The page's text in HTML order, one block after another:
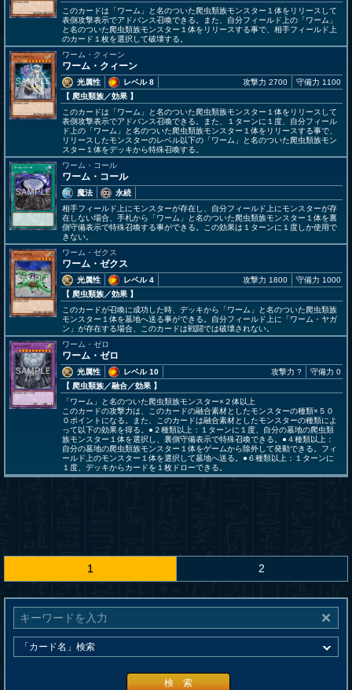
このカードは「ワーム」と名のついた爬虫類族モンスター１体をリリースして
表側攻撃表示でアドバンス召喚できる。また、自分フィールド上の「ワーム」
と名のついた爬虫類族モンスター１体をリリースする事で、相手フィールド上
のカード１枚を選択して破壊する。
ワーム・クィーン
ワーム・クィーン
光属性
レベル 8
【 爬虫類族／効果 】
攻撃力 2700 守備力 1100
このカードは「ワーム」と名のついた爬虫類族モンスター１体をリリースして
表側攻撃表示でアドバンス召喚できる。また、１ターンに１度、自分フィール
ド上の「ワーム」と名のついた爬虫類族モンスター１体をリリースする事で、
リリースしたモンスターのレベル以下の「ワーム」と名のついた爬虫類族モン
スター１体をデッキから特殊召喚する。
ワーム・コール
ワーム・コール
魔法
永続
相手フィールド上にモンスターが存在し、自分フィールド上にモンスターが存
在しない場合、手札から「ワーム」と名のついた爬虫類族モンスター１体を裏
側守備表示で特殊召喚する事ができる。この効果は１ターンに１度しか使用で
きない。
ワーム・ゼクス
ワーム・ゼクス
光属性
レベル 4
【 爬虫類族／効果 】
攻撃力 1800 守備力 1000
このカードが召喚に成功した時、デッキから「ワーム」と名のついた爬虫類族
モンスター１体を墓地へ送る事ができる。自分フィールド上に「ワーム・ヤガ
ン」が存在する場合、このカードは戦闘では破壊されない。
ワーム・ゼロ
ワーム・ゼロ
光属性
レベル 10
【 爬虫類族／融合／効果 】
攻撃力 ? 守備力 0
「ワーム」と名のついた爬虫類族モンスター×２体以上
このカードの攻撃力は、このカードの融合素材としたモンスターの種類×５０
０ポイントになる。また、このカードは融合素材としたモンスターの種類によ
って以下の効果を得る。●２種類以上：１ターンに１度、自分の墓地の爬虫類
族モンスター１体を選択し、裏側守備表示で特殊召喚できる。●４種類以上：
自分の墓地の爬虫類族モンスター１体をゲームから除外して発動できる。フィ
ールド上のモンスター１体を選択して墓地へ送る。●６種類以上：１ターンに
１度、デッキからカードを１枚ドローできる。
1 2
検 索